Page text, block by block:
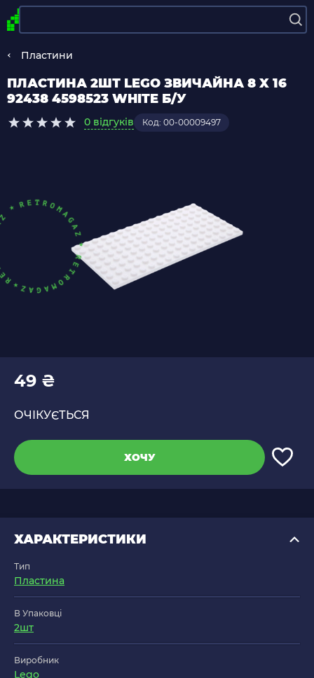
Пластини
ПЛАСТИНА 2ШТ LEGO ЗВИЧАЙНА 8 X 16
92438 4598523 WHITE Б/У
0 відгуків Код: 00-00009497
49 ₴
ОЧІКУЄТЬСЯ
ХОЧУ
ХАРАКТЕРИСТИКИ
Тип
Пластина
В Упаковці
2шт
Виробник
Lego